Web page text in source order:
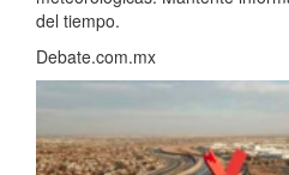
del tiempo.
Debate.com.mx